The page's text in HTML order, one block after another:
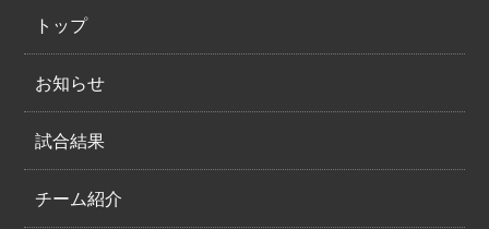
トップ
お知らせ
試合結果
チーム紹介